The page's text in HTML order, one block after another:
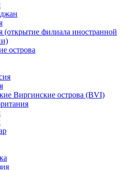
(открытие филиала иностранной
острова
Виргинские острова (BVI)